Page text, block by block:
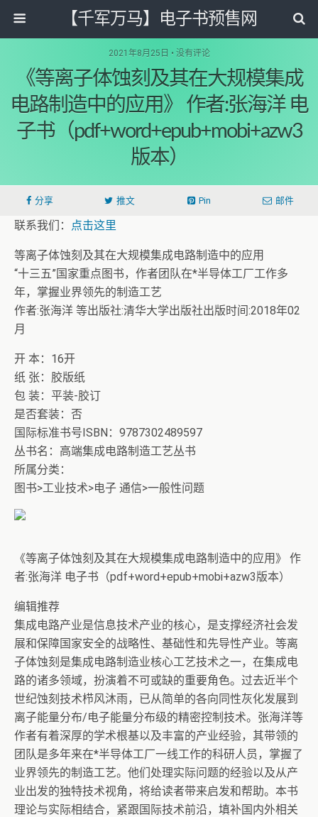
【千军万马】电子书预售网
2021年8月25日 • 没有评论
《等离子体蚀刻及其在大规模集成
电路制造中的应用》 作者:张海洋 电
子书（pdf+word+epub+mobi+azw3
版本）
分享 推文 Pin 邮件
联系我们： 点击这里
等离子体蚀刻及其在大规模集成电路制造中的应用
“十三五”国家重点图书，作者团队在*半导体工厂工作多
年，掌握业界领先的制造工艺
作者:张海洋 等出版社:清华大学出版社出版时间:2018年02
月
开 本：16开
纸 张：胶版纸
包 装：平装-胶订
是否套装：否
国际标准书号ISBN：9787302489597
丛书名：高端集成电路制造工艺丛书
所属分类：
图书>工业技术>电子 通信>一般性问题
《等离子体蚀刻及其在大规模集成电路制造中的应用》 作
者:张海洋 电子书（pdf+word+epub+mobi+azw3版本）
编辑推荐
集成电路产业是信息技术产业的核心，是支撑经济社会发
展和保障国家安全的战略性、基础性和先导性产业。等离
子体蚀刻是集成电路制造业核心工艺技术之一，在集成电
路的诸多领域，扮演着不可或缺的重要角色。过去近半个
世纪蚀刻技术栉风沐雨，已从简单的各向同性灰化发展到
离子能量分布/电子能量分布级的精密控制技术。张海洋等
作者有着深厚的学术根基以及丰富的产业经验，其带领的
团队是多年来在*半导体工厂一线工作的科研人员，掌握了
业界领先的制造工艺。他们处理实际问题的经验以及从产
业出发的独特技术视角，将给读者带来启发和帮助。本书
理论与实际相结合，紧跟国际技术前沿，填补国内外相关